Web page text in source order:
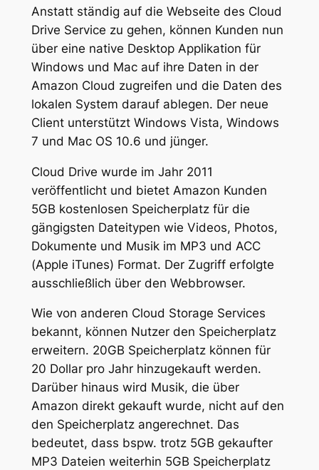
Anstatt ständig auf die Webseite des Cloud
Drive Service zu gehen, können Kunden nun
über eine native Desktop Applikation für
Windows und Mac auf ihre Daten in der
Amazon Cloud zugreifen und die Daten des
lokalen System darauf ablegen. Der neue
Client unterstützt Windows Vista, Windows
7 und Mac OS 10.6 und jünger.
Cloud Drive wurde im Jahr 2011
veröffentlicht und bietet Amazon Kunden
5GB kostenlosen Speicherplatz für die
gängigsten Dateitypen wie Videos, Photos,
Dokumente und Musik im MP3 und ACC
(Apple iTunes) Format. Der Zugriff erfolgte
ausschließlich über den Webbrowser.
Wie von anderen Cloud Storage Services
bekannt, können Nutzer den Speicherplatz
erweitern. 20GB Speicherplatz können für
20 Dollar pro Jahr hinzugekauft werden.
Darüber hinaus wird Musik, die über
Amazon direkt gekauft wurde, nicht auf den
den Speicherplatz angerechnet. Das
bedeutet, dass bspw. trotz 5GB gekaufter
MP3 Dateien weiterhin 5GB Speicherplatz